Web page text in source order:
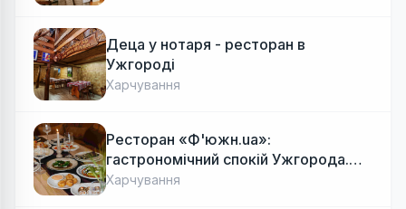
Деца у нотаря - ресторан в
Ужгороді
Харчування
Ресторан «Ф'южн.ua»:
гастрономічний спокій Ужгорода.
Авторська локальна кухня, затишок
Харчування